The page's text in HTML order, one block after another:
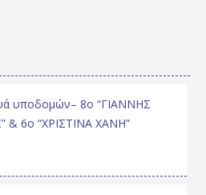
υποδομών– 8ο “ΓΙΑΝΝΗΣ
& 6ο “ΧΡΙΣΤΙΝΑ ΧΑΝΗ”